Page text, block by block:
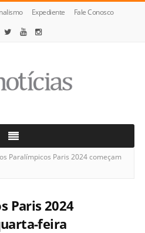
Expediente Fale Conosco
Paralímpicos Paris 2024 começam
Paris 2024
feira